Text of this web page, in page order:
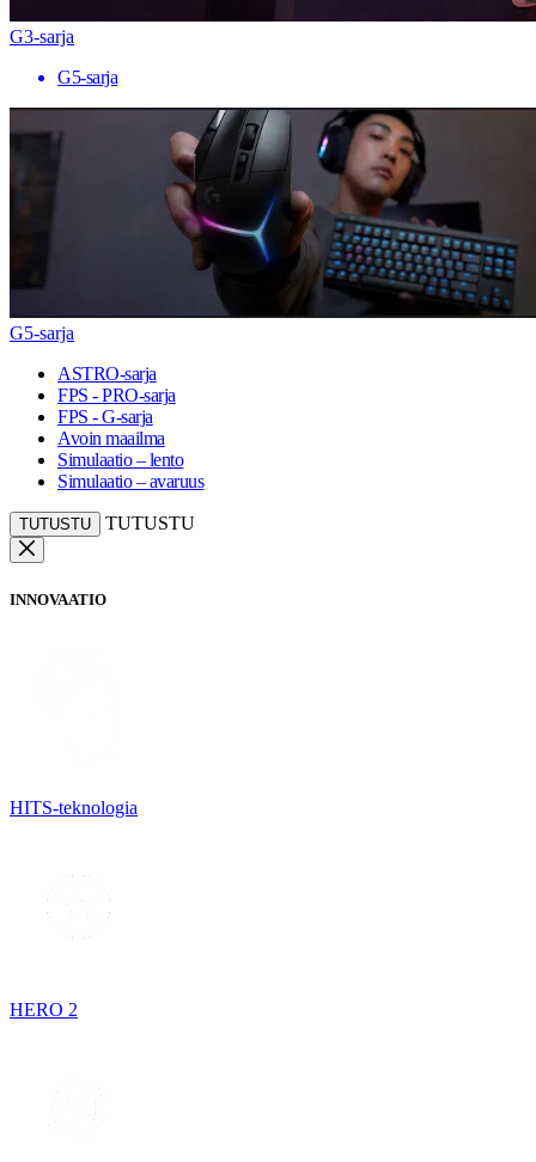
G3-sarja
G5-sarja
G5-sarja
ASTRO-sarja
FPS - PRO-sarja
FPS - G-sarja
Avoin maailma
Simulaatio – lento
Simulaatio – avaruus
TUTUSTU TUTUSTU
INNOVAATIO
HITS-teknologia
HERO 2